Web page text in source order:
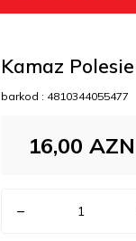
Kamaz
barkod : 4810344055477
16,00 AZN